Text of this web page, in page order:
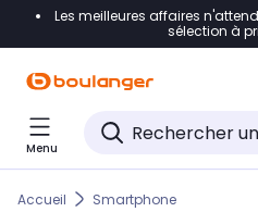
Accéder directement à la
Accéder directement au
Accéder directement au
Les meilleures affaires
sélection à
Menu
Accueil Smartphone